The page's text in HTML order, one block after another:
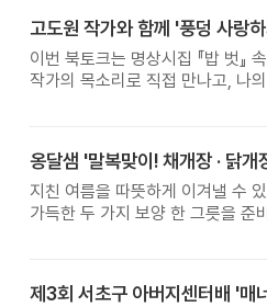
고도원 작가와 함께 '풍덩 사랑
이번 북토크는 명상시집 『밥 벗』
작가의 목소리로 직접 만나고, 나
옹달샘 '말복맞이! 채개장 · 닭개
지친 여름을 따뜻하게 이겨낼 수
가득한 두 가지 보양 한 그릇을 준